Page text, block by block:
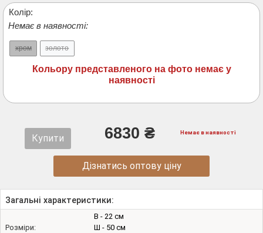
Колір:
Немає в наявності:
хром золото
Кольору представленого на фото немає у
наявності
Купити 6830 ₴ Немає в наявності
Дізнатись оптову ціну
Загальні характеристики:
Розміри:
В - 22 см
Ш - 50 см